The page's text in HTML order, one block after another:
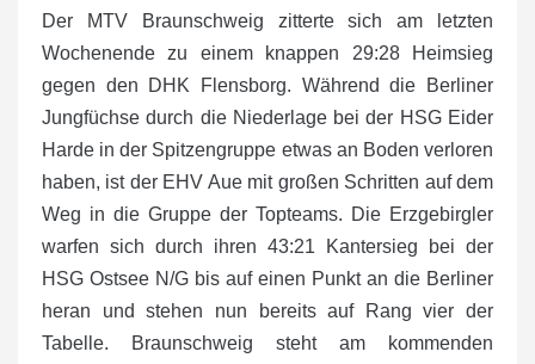
Der MTV Braunschweig zitterte sich am letzten
Wochenende zu einem knappen 29:28 Heimsieg
gegen den DHK Flensborg. Während die Berliner
Jungfüchse durch die Niederlage bei der HSG Eider
Harde in der Spitzengruppe etwas an Boden verloren
haben, ist der EHV Aue mit großen Schritten auf dem
Weg in die Gruppe der Topteams. Die Erzgebirgler
warfen sich durch ihren 43:21 Kantersieg bei der
HSG Ostsee N/G bis auf einen Punkt an die Berliner
heran und stehen nun bereits auf Rang vier der
Tabelle. Braunschweig steht am kommenden